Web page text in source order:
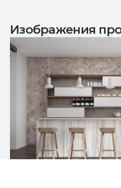
Изображения